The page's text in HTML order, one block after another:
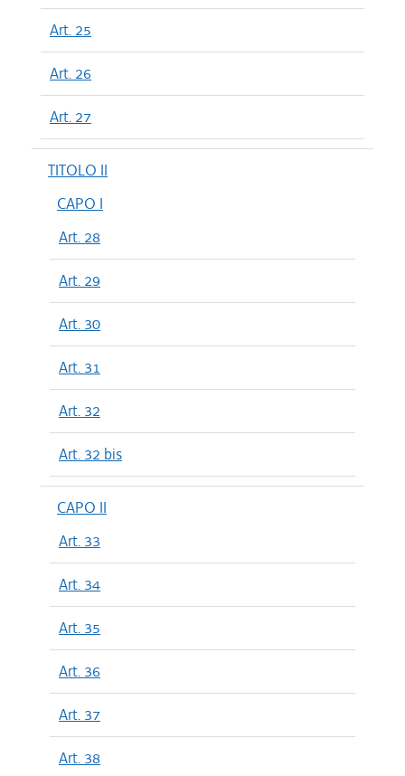
Art. 25
Art. 26
Art. 27
TITOLO II
CAPO I
Art. 28
Art. 29
Art. 30
Art. 31
Art. 32
Art. 32 bis
CAPO II
Art. 33
Art. 34
Art. 35
Art. 36
Art. 37
Art. 38